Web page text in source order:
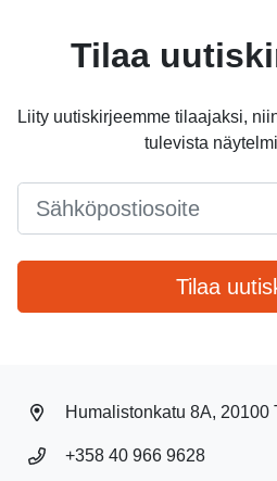
Tilaa
Liity uutiskirjeemme tilaajaksi,
tulevista
Tilaa
Humalistonkatu 8A, 20100
+358 40 966 9628